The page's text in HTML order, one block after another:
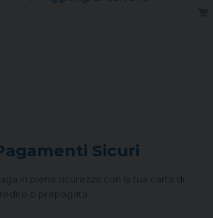
Sicuri
in piena sicurezza con la tua carta di
o prepagata